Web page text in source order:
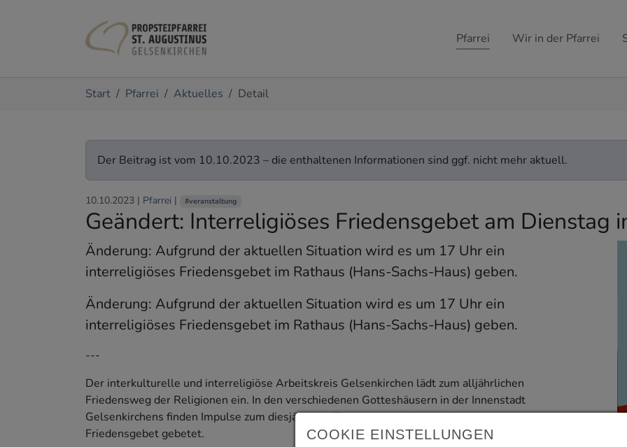
Pfarrei Wir in der Pfarrei
Start Pfarrei Aktuelles Detail
Der Beitrag ist vom 10.10.2023 – die enthaltenen Informationen sind ggf. nicht mehr aktuell.
10.10.2023 | Pfarrei | #veranstaltung
Geändert: Interreligiöses Friedensgebet am Dienstag
Änderung: Aufgrund der aktuellen Situation wird es um 17 Uhr ein
interreligiöses Friedensgebet im Rathaus (Hans-Sachs-Haus) geben.
Änderung: Aufgrund der aktuellen Situation wird es um 17 Uhr ein
interreligiöses Friedensgebet im Rathaus (Hans-Sachs-Haus) geben.
---
Der interkulturelle und interreligiöse Arbeitskreis Gelsenkirchen lädt zum alljährlichen
Friedensweg der Religionen ein. In den verschiedenen Gotteshäusern in der Innenstadt
Gelsenkirchens finden Impulse zum diesjährigen Thema statt und es wird ein gemeinsames
Friedensgebet gebetet.
COOKIE EINSTELLUNGEN